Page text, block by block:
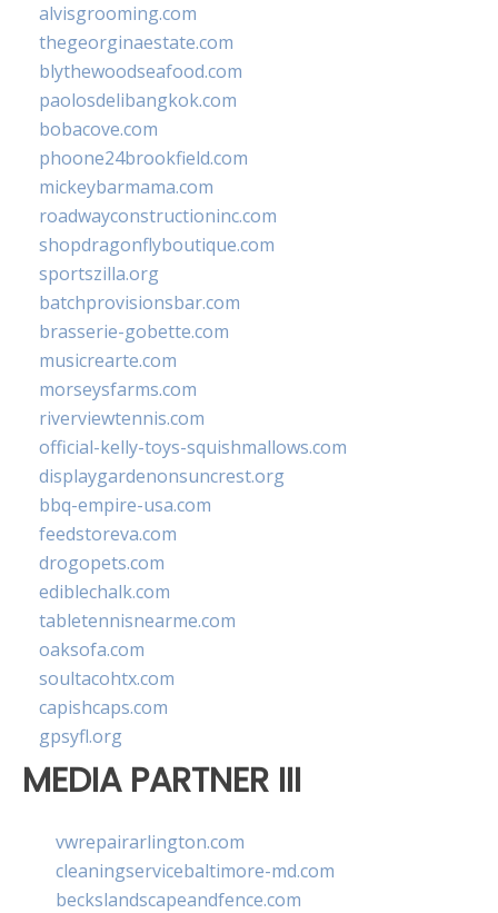
alvisgrooming.com
thegeorginaestate.com
blythewoodseafood.com
paolosdelibangkok.com
bobacove.com
phoone24brookfield.com
mickeybarmama.com
roadwayconstructioninc.com
shopdragonflyboutique.com
sportszilla.org
batchprovisionsbar.com
brasserie-gobette.com
musicrearte.com
morseysfarms.com
riverviewtennis.com
official-kelly-toys-squishmallows.com
displaygardenonsuncrest.org
bbq-empire-usa.com
feedstoreva.com
drogopets.com
ediblechalk.com
tabletennisnearme.com
oaksofa.com
soultacohtx.com
capishcaps.com
gpsyfl.org
MEDIA PARTNER III
vwrepairarlington.com
cleaningservicebaltimore-md.com
beckslandscapeandfence.com